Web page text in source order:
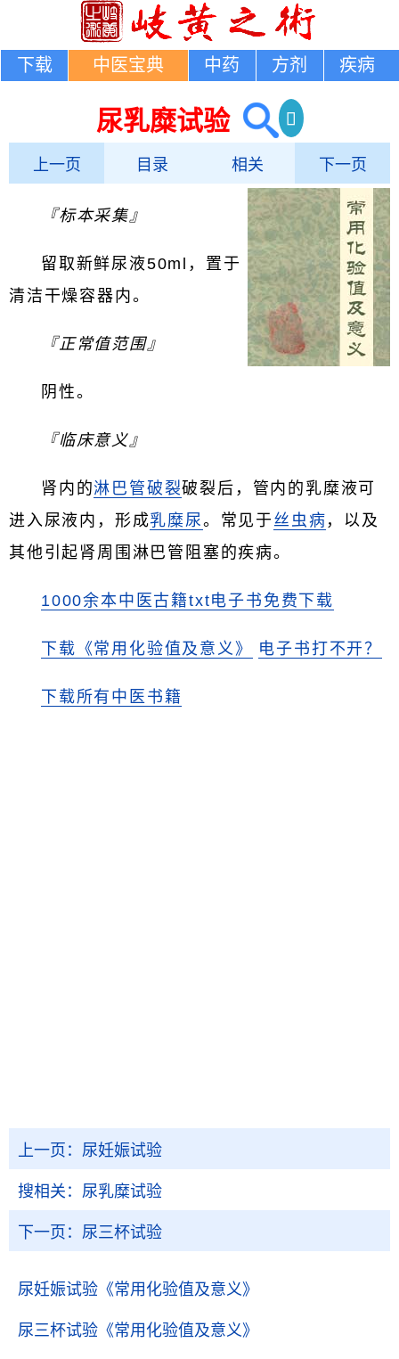
下载 中医宝典 中药 方剂 疾病
尿乳糜试验
上一页 目录 相关 下一页
『标本采集』
留取新鲜尿液50ml，置于
清洁干燥容器内。
『正常值范围』
阴性。
『临床意义』
肾内的淋巴管破裂破裂后，管内的乳糜液可
进入尿液内，形成乳糜尿。常见于 丝虫病 ，以及
其他引起肾周围淋巴管阻塞的疾病。
1000余本中医古籍txt电子书免费下载
下载《常用化验值及意义》 电子书打不开？
下载所有中医书籍
上一页： 尿妊娠试验
搜相关： 尿乳糜试验
下一页： 尿三杯试验
尿妊娠试验 《常用化验值及意义》
尿三杯试验 《常用化验值及意义》